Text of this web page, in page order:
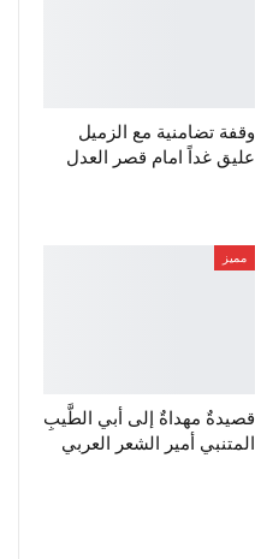
وقفة تضامنية مع الزميل
عليق غداً امام قصر العدل
مميز
قصيدةٌ مهداةٌ إلى أبي الطَّيبِ
المتنبي أمير الشعر العربي